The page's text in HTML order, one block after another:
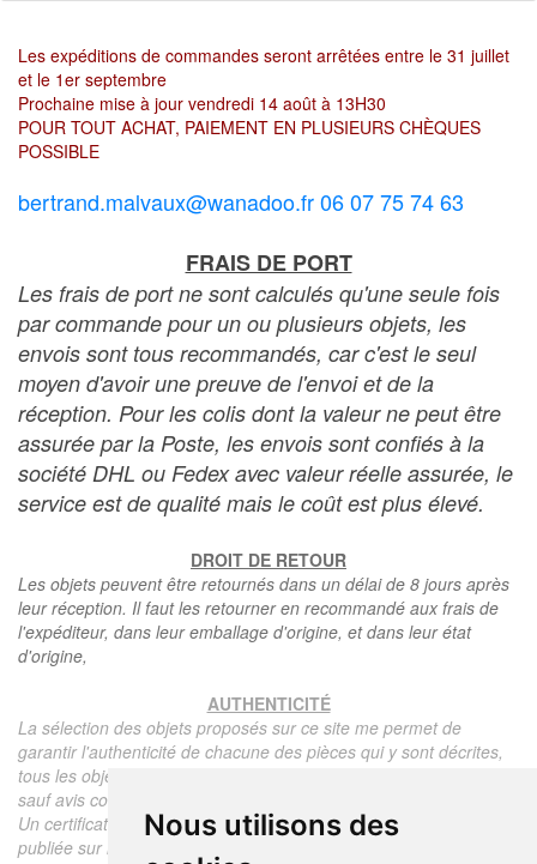
Nous utilisons des
Les expéditions de commandes seront arrêtées entre le 31 juillet
et le 1er septembre
Prochaine mise à jour vendredi 14 août à 13H30
POUR TOUT ACHAT, PAIEMENT EN PLUSIEURS CHÈQUES
POSSIBLE
bertrand.malvaux@wanadoo.fr 06 07 75 74 63
FRAIS DE PORT
Les frais de port ne sont calculés qu'une seule fois
par commande pour un ou plusieurs objets, les
envois sont tous recommandés, car c'est le seul
moyen d'avoir une preuve de l'envoi et de la
réception. Pour les colis dont la valeur ne peut être
assurée par la Poste, les envois sont confiés à la
société DHL ou Fedex avec valeur réelle assurée, le
service est de qualité mais le coût est plus élevé.
DROIT DE RETOUR
Les objets peuvent être retournés dans un délai de 8 jours après
leur réception. Il faut les retourner en recommandé aux frais de
l'expéditeur, dans leur emballage d'origine, et dans leur état
d'origine,
AUTHENTICITÉ
La sélection des objets proposés sur ce site me permet de
garantir l'authenticité de chacune des pièces qui y sont décrites,
tous les objets proposés sont garantis d'époque et authentiques,
sauf avis contraire ou restriction dans la description.
Un certificat d'authenticité de l'objet reprenant la description
publiée sur le site, l'époque, le prix de vente, accompagné d'une